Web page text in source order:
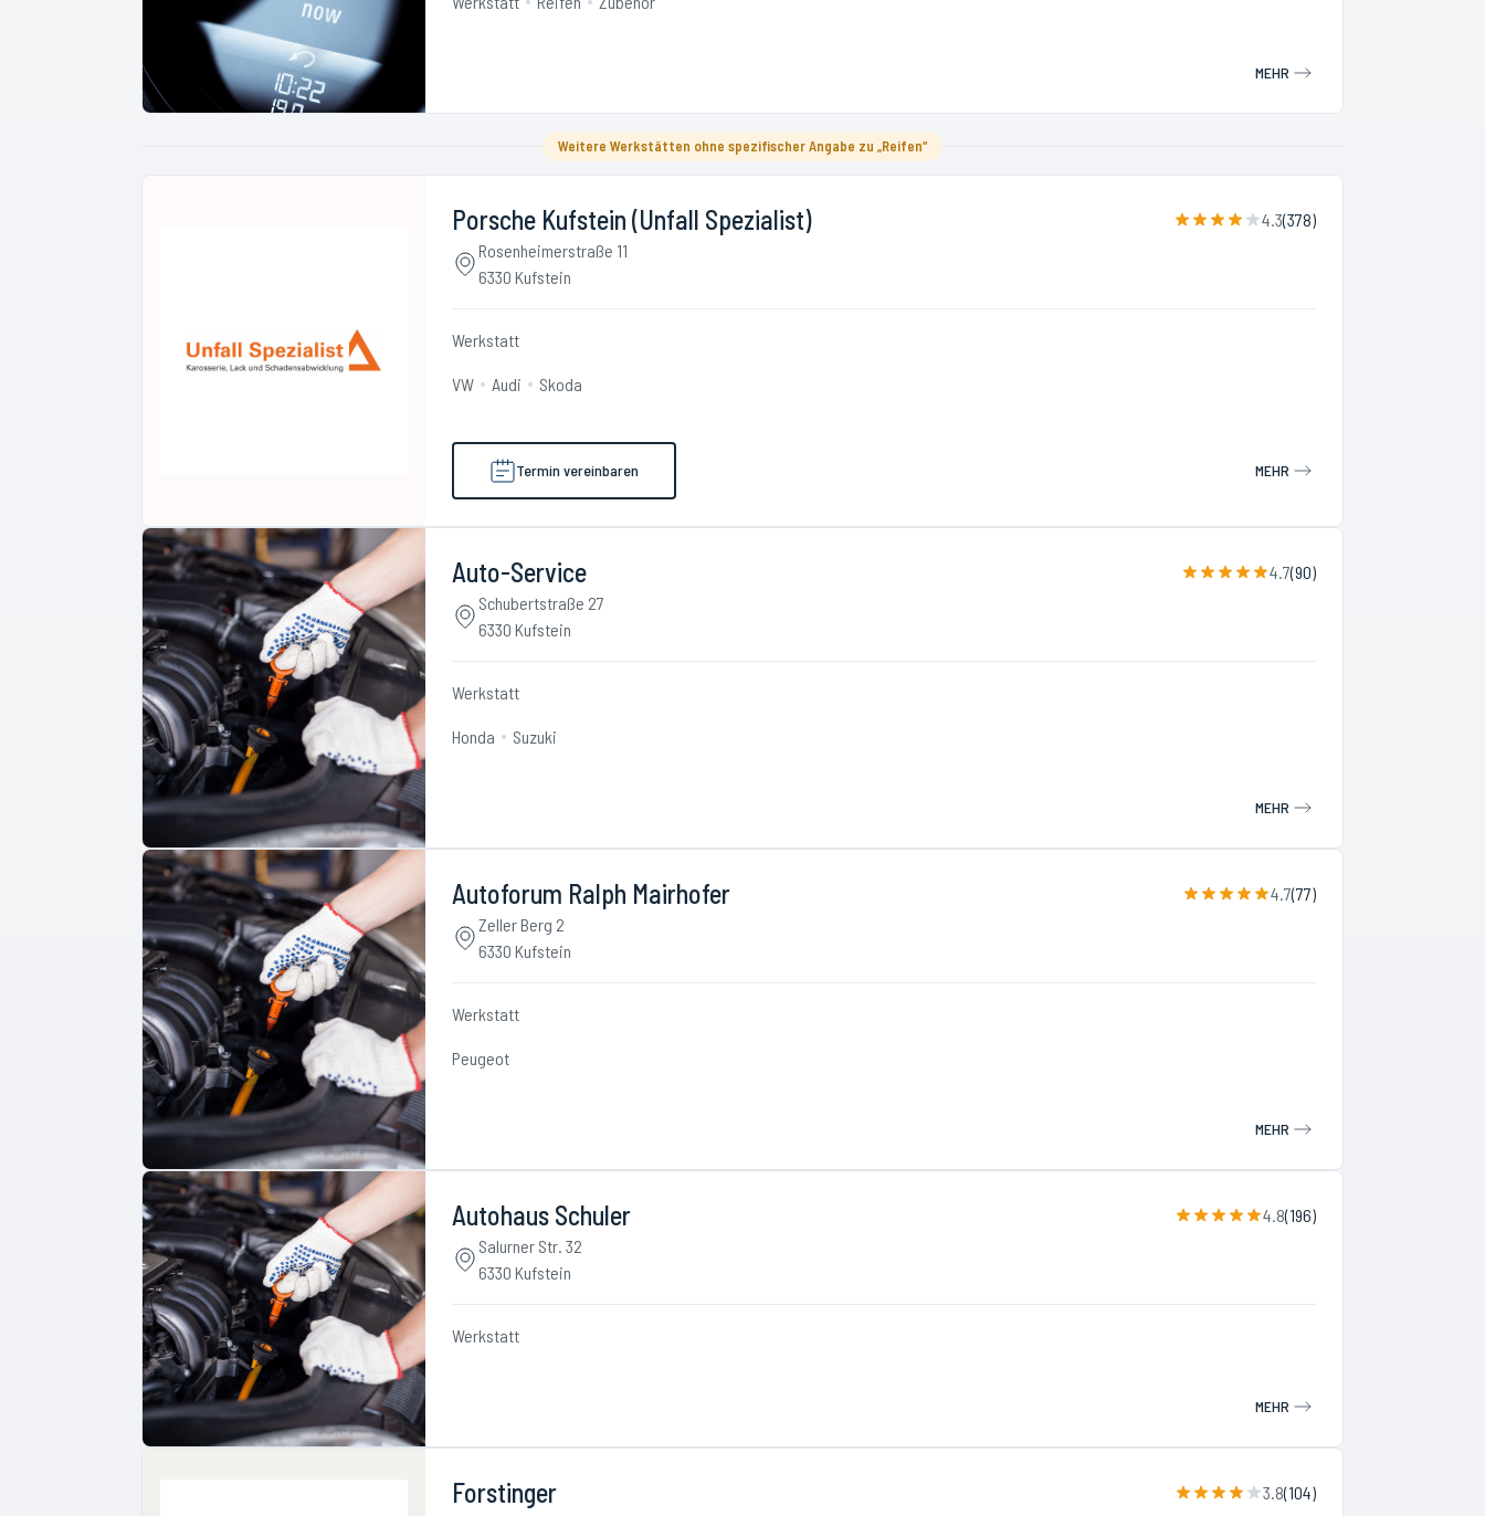
MEHR
Weitere Werkstätten ohne spezifischer Angabe zu „Reifen“
Porsche Kufstein (Unfall Spezialist) 4.3(378)
Rosenheimerstraße 11
6330 Kufstein
Werkstatt
VW Audi Skoda
Termin vereinbaren MEHR
Auto-Service 4.7(90)
Schubertstraße 27
6330 Kufstein
Werkstatt
Honda Suzuki
MEHR
Autoforum Ralph Mairhofer 4.7(77)
Zeller Berg 2
6330 Kufstein
Werkstatt
Peugeot
MEHR
Autohaus Schuler 4.8(196)
Salurner Str. 32
6330 Kufstein
Werkstatt
MEHR
Forstinger 3.8(104)